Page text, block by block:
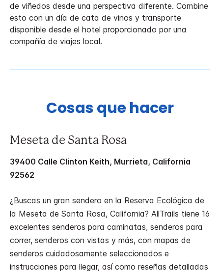
de viñedos desde una perspectiva diferente. Combine
esto con un día de cata de vinos y transporte
disponible desde el hotel proporcionado por una
compañía de viajes local.
Cosas que hacer
Meseta de Santa Rosa
39400 Calle Clinton Keith, Murrieta, California
92562
¿Buscas un gran sendero en la Reserva Ecológica de
la Meseta de Santa Rosa, California? AllTrails tiene 16
excelentes senderos para caminatas, senderos para
correr, senderos con vistas y más, con mapas de
senderos cuidadosamente seleccionados e
instrucciones para llegar, así como reseñas detalladas